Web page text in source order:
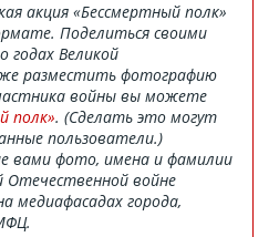
акция «Бессмертный полк»
Поделиться своими
годах Великой
разместить фотографию
войны вы можете
полк». (Сделать это могут
пользователи.)
вами фото, имена и фамилии
Отечественной войне
медиафасадах города,